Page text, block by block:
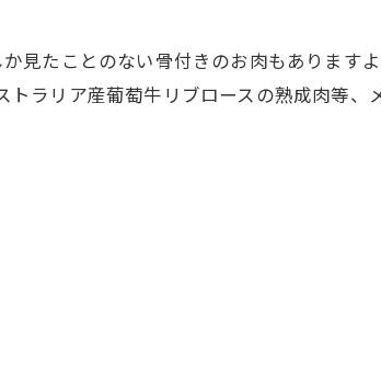
ことのない骨付きのお肉もありますよ
リア産葡萄牛リブロースの熟成肉等、